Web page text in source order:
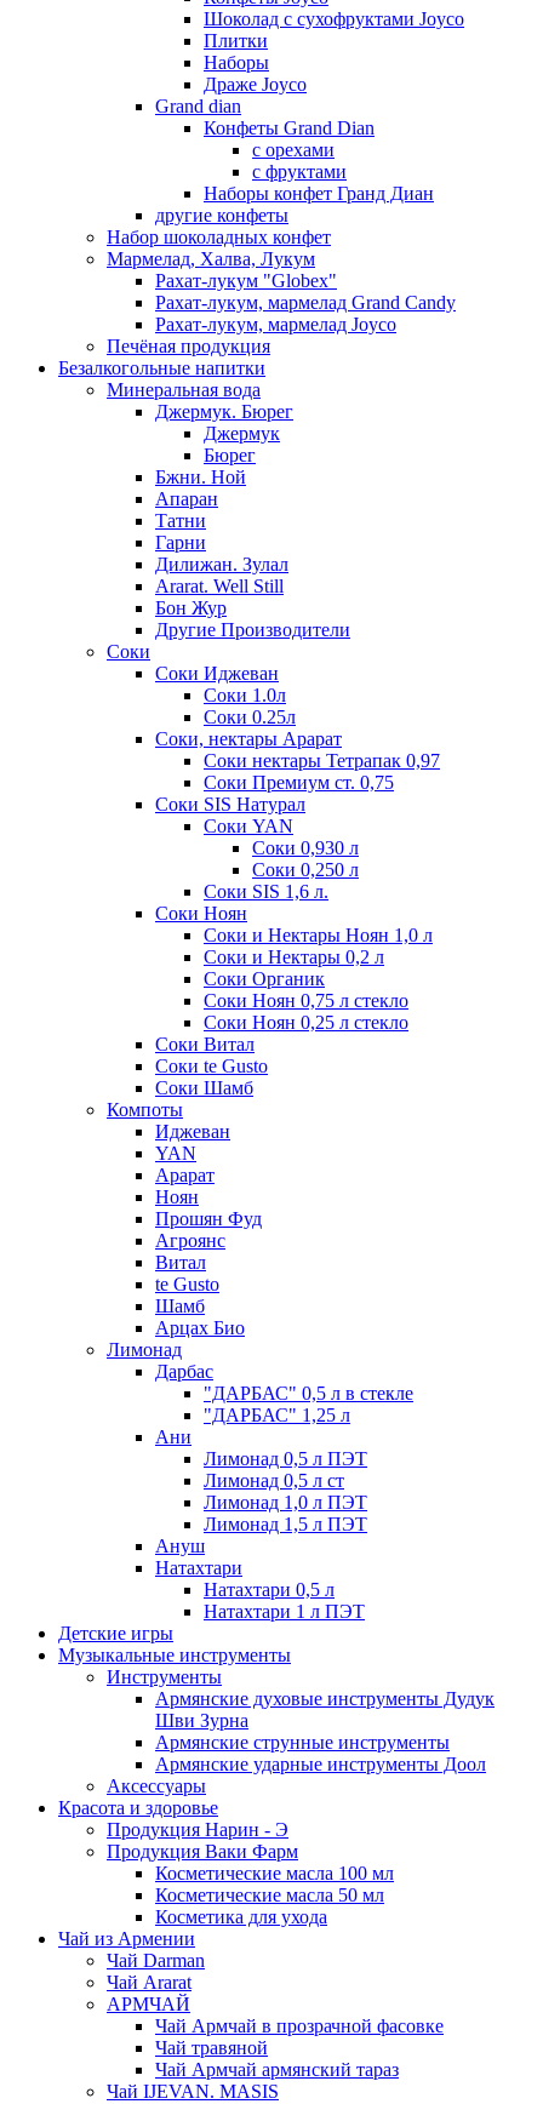
Шоколад с сухофруктами Joyco
Плитки
Наборы
Драже Joyco
Grand dian
Конфеты Grand Dian
с орехами
с фруктами
Наборы конфет Гранд Диан
другие конфеты
Набор шоколадных конфет
Мармелад, Халва, Лукум
Рахат-лукум "Globex"
Рахат-лукум, мармелад Grand Candy
Рахат-лукум, мармелад Joyco
Печёная продукция
Безалкогольные напитки
Минеральная вода
Джермук. Бюрег
Джермук
Бюрег
Бжни. Ной
Апаран
Татни
Гарни
Дилижан. Зулал
Ararat. Well Still
Бон Жур
Другие Производители
Соки
Соки Иджеван
Соки 1.0л
Соки 0.25л
Соки, нектары Арарат
Соки нектары Тетрапак 0,97
Соки Премиум ст. 0,75
Соки SIS Натурал
Соки YAN
Соки 0,930 л
Соки 0,250 л
Соки SIS 1,6 л.
Соки Ноян
Соки и Нектары Ноян 1,0 л
Соки и Нектары 0,2 л
Соки Органик
Соки Ноян 0,75 л стекло
Соки Ноян 0,25 л стекло
Соки Витал
Соки te Gusto
Соки Шамб
Компоты
Иджеван
YAN
Арарат
Ноян
Прошян Фуд
Агроянс
Витал
te Gusto
Шамб
Арцах Био
Лимонад
Дарбас
"ДАРБАС" 0,5 л в стекле
"ДАРБАС" 1,25 л
Ани
Лимонад 0,5 л ПЭТ
Лимонад 0,5 л ст
Лимонад 1,0 л ПЭТ
Лимонад 1,5 л ПЭТ
Ануш
Натахтари
Натахтари 0,5 л
Натахтари 1 л ПЭТ
Детские игры
Музыкальные инструменты
Инструменты
Армянские духовые инструменты Дудук
Шви Зурна
Армянские струнные инструменты
Армянские ударные инструменты Доол
Аксессуары
Красота и здоровье
Продукция Нарин - Э
Продукция Ваки Фарм
Косметические масла 100 мл
Косметические масла 50 мл
Косметика для ухода
Чай из Армении
Чай Darman
Чай Ararat
АРМЧАЙ
Чай Армчай в прозрачной фасовке
Чай травяной
Чай Армчай армянский тараз
Чай IJEVAN. MASIS